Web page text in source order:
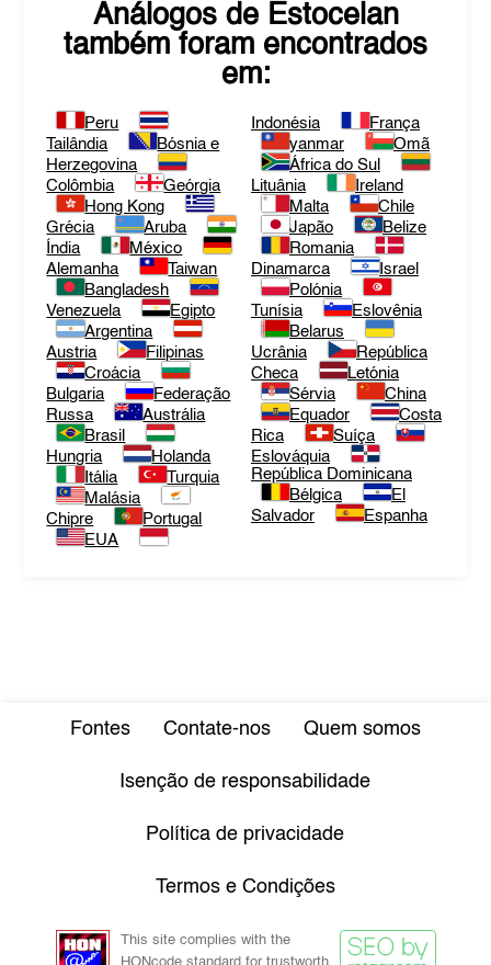
Análogos de Estocelan
também foram encontrados
em:
Peru
Tailândia
Bósnia e
Herzegovina
Colômbia
Geórgia
Hong Kong
Grécia
Aruba
Índia
México
Alemanha
Taiwan
Bangladesh
Venezuela
Egipto
Argentina
Austria
Filipinas
Croácia
Bulgaria
Federação
Russa
Austrália
Brasil
Hungria
Holanda
Itália
Turquia
Malásia
Chipre
Portugal
EUA
Indonésia
França
yanmar
Omã
África do Sul
Lituânia
Ireland
Malta
Chile
Japão
Belize
Romania
Dinamarca
Israel
Polónia
Tunísia
Eslovênia
Belarus
Ucrânia
República
Checa
Letónia
Sérvia
China
Equador
Costa
Rica
Suíça
Eslováquia
República Dominicana
Bélgica
El
Salvador
Espanha
Fontes Contate-nos Quem somos
Isenção de responsabilidade
Política de privacidade
Termos e Condições
This site complies with the